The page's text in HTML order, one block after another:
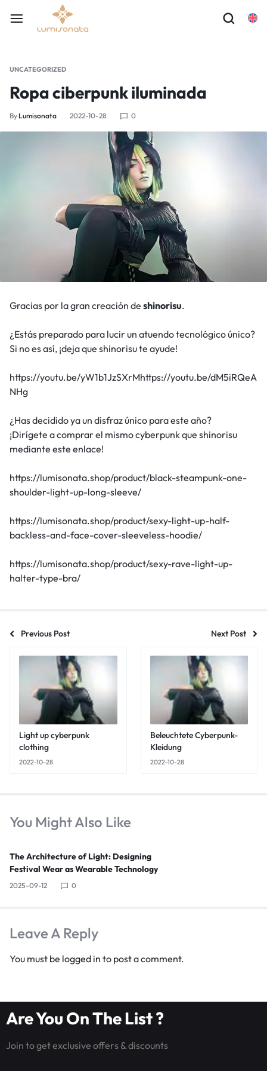
UNCATEGORIZED
Ropa ciberpunk iluminada
By Lumisonata 2022-10-28 0
Gracias por la gran creación de shinorisu.
¿Estás preparado para lucir un atuendo tecnológico único?
Si no es así, ¡deja que shinorisu te ayude!
https://youtu.be/yW1b1JzSXrMhttps://youtu.be/dM5iRQeA
NHg
¿Has decidido ya un disfraz único para este año?
¡Dirígete a comprar el mismo cyberpunk que shinorisu
mediante este enlace!
https://lumisonata.shop/product/black-steampunk-one-
shoulder-light-up-long-sleeve/
https://lumisonata.shop/product/sexy-light-up-half-
backless-and-face-cover-sleeveless-hoodie/
https://lumisonata.shop/product/sexy-rave-light-up-
halter-type-bra/
Previous Post Next Post
Light up cyberpunk
clothing
2022-10-28
Beleuchtete Cyberpunk-
Kleidung
2022-10-28
You Might Also Like
The Architecture of Light: Designing
Festival Wear as Wearable Technology
2025-09-12 0
Leave A Reply
You must be logged in to post a comment.
Are You On The List ?
Join to get exclusive offers & discounts